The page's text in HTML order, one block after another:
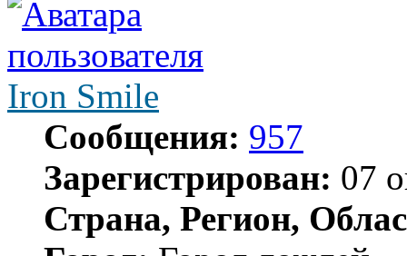
Iron Smile
Сообщения: 957
Зарегистрирован: 07
Страна, Регион,